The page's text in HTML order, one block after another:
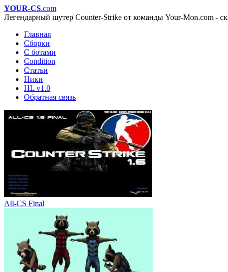
YOUR-CS.com
Легендарный шутер Counter-Strike от команды Your-Mon.com -
Главная
Сборки
С ботами
Condition
Статьи
Ники
HL v1.0
Обратная связь
All-CS Final